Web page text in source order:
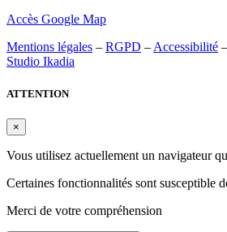
Accès Google Map
Mentions légales – RGPD – Accessibilité
Studio Ikadia
ATTENTION
×
Vous utilisez actuellement un navigateur
Certaines fonctionnalités sont susceptible
Merci de votre compréhension